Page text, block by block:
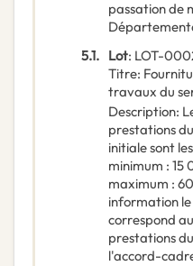
passation de
5.1. Lot: LOT-
Titre:
travaux du
Description:
prestations
initiale sont
minimum :
maximum :
information
correspond
prestations
l'accord-